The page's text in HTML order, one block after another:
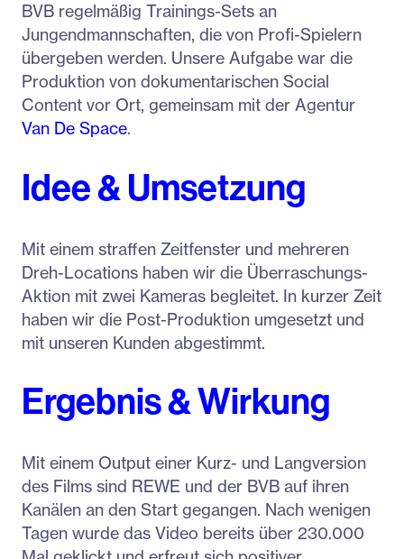
BVB regelmäßig Trainings-Sets an
Jungendmannschaften, die von Profi-Spielern
übergeben werden. Unsere Aufgabe war die
Produktion von dokumentarischen Social
Content vor Ort, gemeinsam mit der Agentur
Van De Space.
Idee & Umsetzung
Mit einem straffen Zeitfenster und mehreren
Dreh-Locations haben wir die Überraschungs-
Aktion mit zwei Kameras begleitet. In kurzer Zeit
haben wir die Post-Produktion umgesetzt und
mit unseren Kunden abgestimmt.
Ergebnis & Wirkung
Mit einem Output einer Kurz- und Langversion
des Films sind REWE und der BVB auf ihren
Kanälen an den Start gegangen. Nach wenigen
Tagen wurde das Video bereits über 230.000